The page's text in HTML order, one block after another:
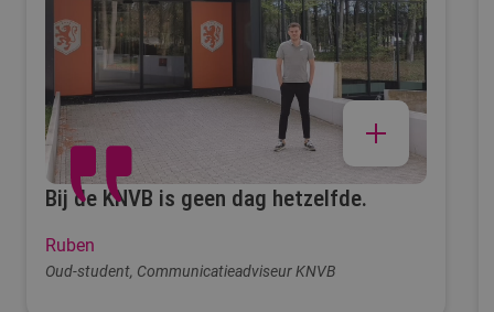
Bij de KNVB is geen dag hetzelfde.
Ruben
Oud-student, Communicatieadviseur KNVB